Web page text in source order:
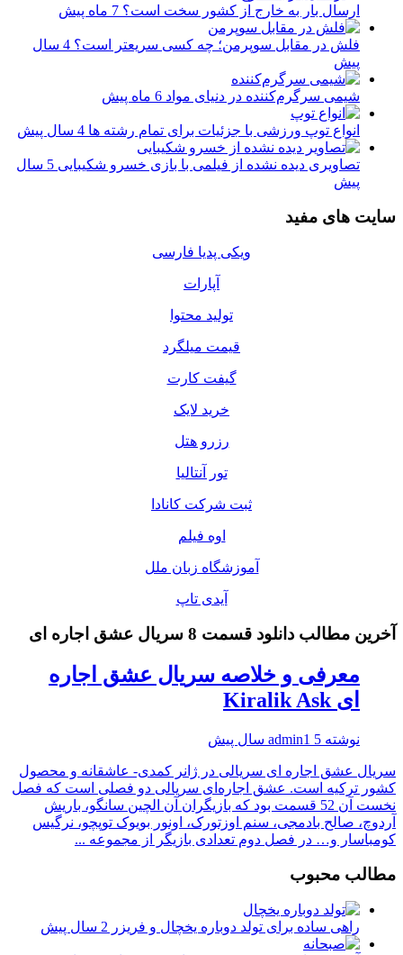
ارسال بار به خارج از کشور سخت است؟ 7 ماه پیش
فلش در مقابل سوپرمن؛ چه کسی سریعتر است؟
4 سال
پیش
شیمی سرگرم‌کننده در دنیای مواد 6 ماه پیش
انواع توپ ورزشی با جزئیات برای تمام رشته ها 4 سال پیش
تصاویری دیده نشده از فیلمی با بازی خسرو شکیبایی
5 سال
پیش
سایت های مفید
ویکی پدیا فارسی
آپارات
تولید محتوا
قیمت میلگرد
گیفت کارت
خرید لایک
رزرو هتل
تور آنتالیا
ثبت شرکت کانادا
اوه فیلم
آموزشگاه زبان ملل
آیدی تاپ
آخرین مطالب دانلود قسمت 8 سریال عشق اجاره ای
معرفی و خلاصه سریال عشق اجاره
ای Kiralik Ask
نوشته admin1 5 سال پیش
سریال عشق اجاره ای سریالی در ژانر کمدی- عاشقانه و محصول
کشور ترکیه است. عشق اجاره‌ای سریالی دو فصلی است که فصل
نخست آن 52 قسمت بود که بازیگران آن الچین سانگو، باریش
آردوچ، صالح بادمجی، سنم اوزتورک، اونور بویوک توپچو، نرگیس
کومباسار و… در فصل دوم تعدادی بازیگر از مجموعه ...
مطالب محبوب
راهی ساده برای تولد دوباره یخچال و فریزر 2 سال پیش